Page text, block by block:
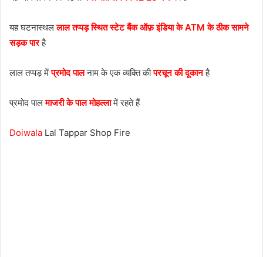
यह घटनास्थललाल तप्पड़ स्थित स्टेट बैंक ऑफ़ इंडिया के ATM के ठीक सामने
सड़क पारहै
लाल तप्पड़ मेंप्रमोद पालनाम के एक व्यक्ति कीपरचून की दूकानहै
प्रमोद पालमाजरी के पाल मोहल्लामें रहते हैं
Doiwala Lal Tappar Shop Fire